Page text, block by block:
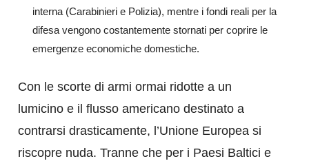
interna (Carabinieri e Polizia), mentre i fondi reali per la
difesa vengono costantemente stornati per coprire le
emergenze economiche domestiche.
​Con le scorte di armi ormai ridotte a un
lumicino e il flusso americano destinato a
contrarsi drasticamente, l’Unione Europea si
riscopre nuda. Tranne che per i Paesi Baltici e